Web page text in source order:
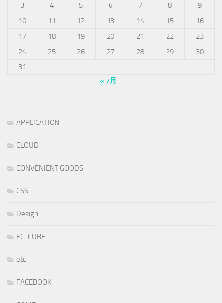
3
4 5 6 7 8
9
10
11 12 13 14 15
16
17
18 19 20 21 22
23
24
25 26 27 28 29
30
31
« 7月
APPLICATION
CLOUD
CONVENIENT GOODS
CSS
Design
EC-CUBE
etc
FACEBOOK